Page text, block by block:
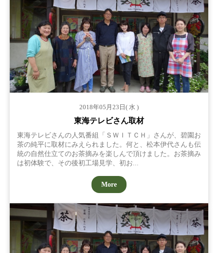
2018年05月23日( 水 )
東海テレビさん取材
東海テレビさんの人気番組「ＳＷＩＴＣＨ」さんが、碧園お
茶の純平に取材にみえられました。何と、松本伊代さんも伝
統の自然仕立てのお茶摘みを楽しんで頂けました。お茶摘み
は初体験で、その後初工場見学、初お...
More